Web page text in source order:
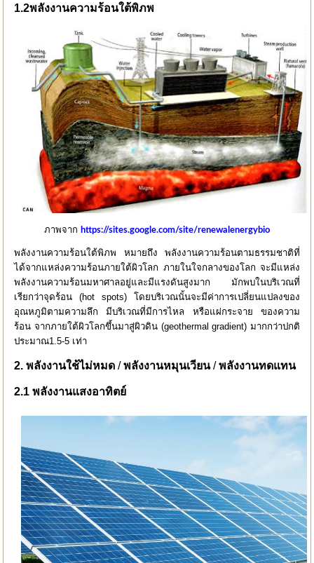
1.2พลังงานความร้อนใต้พิภพ
ภาพจาก https://sites.google.com/site/renewalenergybio
พลังงานความร้อนใต้พิภพ หมายถึง พลังงานความร้อนตามธรรมชาติที่
ได้จากแหล่งความร้อนภายใต้ผิวโลก ภายในใจกลางของโลก จะมีแหล่ง
พลังงานความร้อนมหาศาลอยู่และมีแรงดันสูงมาก มักพบในบริเวณที่
เรียกว่าจุดร้อน (hot spots) โดยบริเวณนั้นจะมีค่าการเปลี่ยนแปลงของ
อุณหภูมิตามความลึก มีบริเวณที่มีการไหล หรือแผ่กระจาย ของความ
ร้อน จากภายใต้ผิวโลกขึ้นมาสู่ผิวดิน (geothermal gradient) มากกว่าปกติ
ประมาณ1.5-5 เท่า
2. พลังงานใช้ไม่หมด /พลังงานหมุนเวียน/พลังงานทดแทน
2.1 พลังงานแสงอาทิตย์